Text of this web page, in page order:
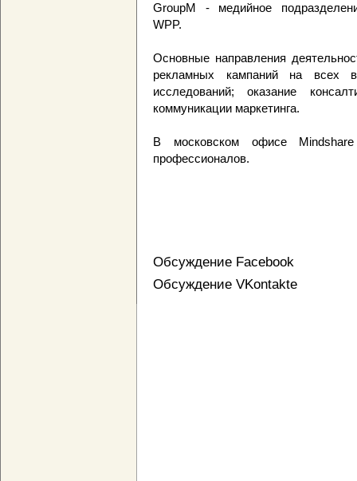
GroupM - медийное
WPP.
Основные направления
рекламных кампаний на всех
исследований; оказание
коммуникации маркетинга.
В московском офисе
профессионалов.
Обсуждение Facebook
Обсуждение VKontakte